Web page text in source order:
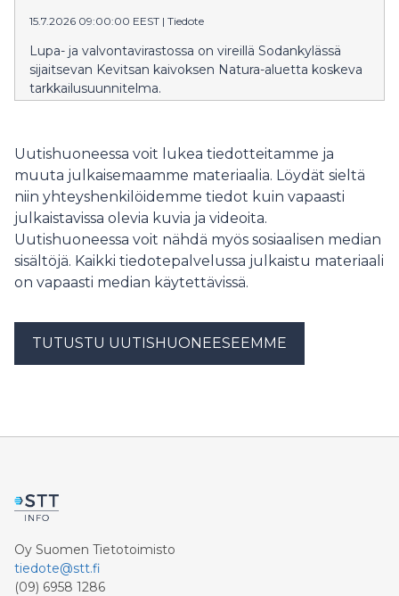
15.7.2026 09:00:00 EEST | Tiedote
Lupa- ja valvontavirastossa on vireillä Sodankylässä
sijaitsevan Kevitsan kaivoksen Natura-aluetta koskeva
tarkkailusuunnitelma.
Uutishuoneessa voit lukea tiedotteitamme ja
muuta julkaisemaamme materiaalia. Löydät sieltä
niin yhteyshenkilöidemme tiedot kuin vapaasti
julkaistavissa olevia kuvia ja videoita.
Uutishuoneessa voit nähdä myös sosiaalisen median
sisältöjä. Kaikki tiedotepalvelussa julkaistu materiaali
on vapaasti median käytettävissä.
TUTUSTU UUTISHUONEESEEMME
Oy Suomen Tietotoimisto
tiedote@stt.fi
(09) 6958 1286